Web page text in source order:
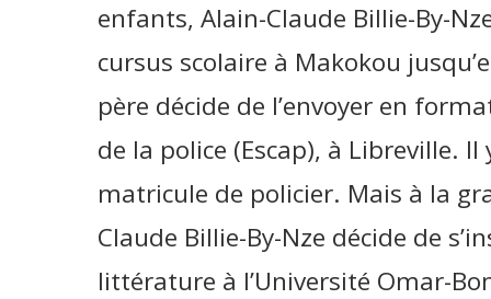
enfants, Alain-Claude Billie-By-
cursus scolaire à Makokou
père décide de l’envoyer en
de la police (Escap), à Libreville.
matricule de policier. Mais à la
Claude Billie-By-Nze décide de
littérature à l’Université Omar-